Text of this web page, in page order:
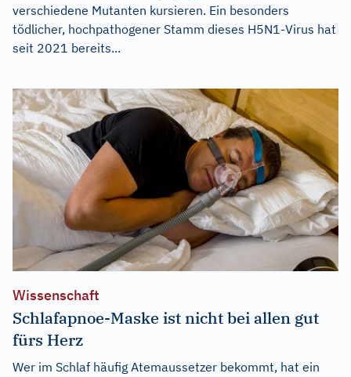
verschiedene Mutanten kursieren. Ein besonders
tödlicher, hochpathogener Stamm dieses H5N1-Virus hat
seit 2021 bereits...
Wissenschaft
Schlafapnoe-Maske ist nicht bei allen gut
fürs Herz
Wer im Schlaf häufig Atemaussetzer bekommt, hat ein